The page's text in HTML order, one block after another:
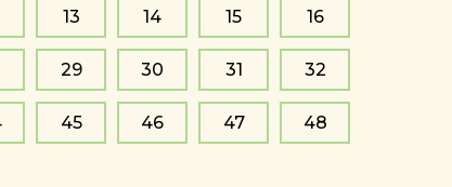
13 14 15 16
29 30 31 32
45 46 47 48